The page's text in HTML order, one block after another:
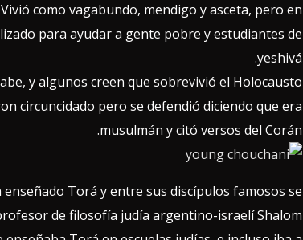
como vagabundo, mendigo y asceta, pero en
para ayudar a gente pobre y estudiantes de
yeshivá.
y algunos creen que sobrevivió el Holocausto
circuncidado pero se defendió diciendo que era
musulmán y citó versos del Corán.
Torá y entre sus discípulos famosos se
de filosofía judía argentino-israelí Shalom